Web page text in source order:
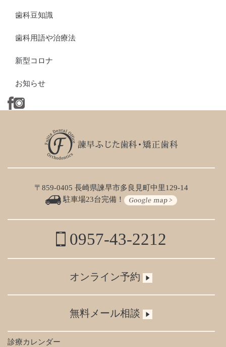
歯科豆知識
歯科用語や治療法
新型コロナ
お知らせ
〒859-0405 長崎県諫早市多良見町中里129-14
駐車場23台完備！
0957-43-2212
オンライン予約
無料メール相談
診療カレンダー